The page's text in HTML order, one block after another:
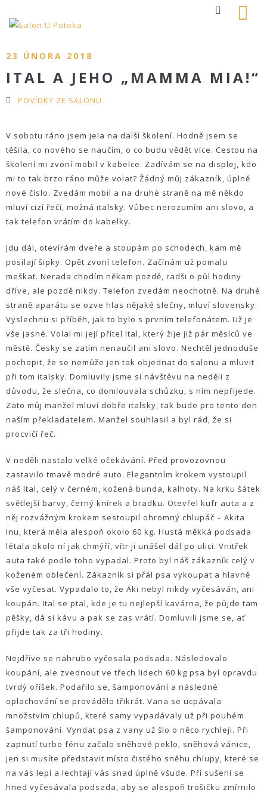
23 ÚNORA 2018
ITAL A JEHO „MAMMA MIA!“
POVÍDKY ZE SALONU
V sobotu ráno jsem jela na další školení. Hodně jsem se
těšila, co nového se naučím, o co budu vědět více. Cestou na
školení mi zvoní mobil v kabelce. Zadívám se na displej, kdo
mi to tak brzo ráno může volat? Žádný můj zákazník, úplně
nové číslo. Zvedám mobil a na druhé straně na mě někdo
mluví cizí řečí, možná italsky. Vůbec nerozumím ani slovo, a
tak telefon vrátím do kabelky.
Jdu dál, otevírám dveře a stoupám po schodech, kam mě
posílají šipky. Opět zvoní telefon. Začínám už pomalu
meškat. Nerada chodím někam pozdě, radši o půl hodiny
dříve, ale pozdě nikdy. Telefon zvedám neochotně. Na druhé
straně aparátu se ozve hlas nějaké slečny, mluví slovensky.
Vyslechnu si příběh, jak to bylo s prvním telefonátem. Už je
vše jasné. Volal mi její přítel Ital, který žije již pár měsíců ve
městě. Česky se zatím nenaučil ani slovo. Nechtěl jednoduše
pochopit, že se nemůže jen tak objednat do salonu a mluvit
při tom italsky. Domluvily jsme si návštěvu na neděli z
důvodu, že slečna, co domlouvala schůzku, s ním nepřijede.
Zato můj manžel mluví dobře italsky, tak bude pro tento den
naším překladatelem. Manžel souhlasil a byl rád, že si
procvičí řeč.
V neděli nastalo velké očekávání. Před provozovnou
zastavilo tmavě modré auto. Elegantním krokem vystoupil
náš Ital, celý v černém, kožená bunda, kalhoty. Na krku šátek
světlejší barvy, černý knírek a bradku. Otevřel kufr auta a z
něj rozvážným krokem sestoupil ohromný chlupáč – Akita
Inu, která měla alespoň okolo 60 kg. Hustá měkká podsada
létala okolo ní jak chmýří, vítr ji unášel dál po ulici. Vnitřek
auta také podle toho vypadal. Proto byl náš zákazník celý v
koženém oblečení. Zákazník si přál psa vykoupat a hlavně
vše vyčesat. Vypadalo to, že Aki nebyl nikdy vyčesáván, ani
koupán. Ital se ptal, kde je tu nejlepší kavárna, že půjde tam
pěšky, dá si kávu a pak se zas vrátí. Domluvili jsme se, ať
přijde tak za tři hodiny.
Nejdříve se nahrubo vyčesala podsada. Následovalo
koupání, ale zvednout ve třech lidech 60 kg psa byl opravdu
tvrdý oříšek. Podařilo se, šamponování a následné
oplachování se provádělo třikrát. Vana se ucpávala
množstvím chlupů, které samy vypadávaly už při pouhém
šamponování. Vyndat psa z vany už šlo o něco rychleji. Při
zapnutí turbo fénu začalo sněhové peklo, sněhová vánice,
jen si musíte představit místo čistého sněhu chlupy, které se
na vás lepí a lechtají vás snad úplně všude. Při sušení se
hned vyčesávala podsada, aby se alespoň trošičku zmírnilo